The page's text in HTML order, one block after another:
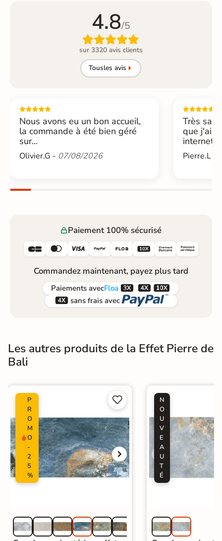
4.8/5

sur 3320 avis clients
Tousles avis
Nous avons eu un bon accueil,
la commande à été bien géré
sur...
Olivier.G - 07/08/2026
Très
que j'ai
internet....
Pierre.L -
Paiement 100% sécurisé
     
Commandez maintenant, payez plus tard
Paiements avecFloa  
 sans frais avec 
Les autres produits de la Effet Pierre de
Bali
P
R
O
M
O
-
2
5
%


N
O
U
V
E
A
U
T
É